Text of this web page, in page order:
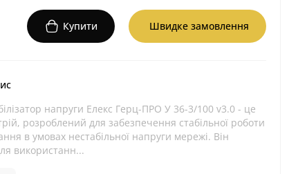
Купити Швидке замовлення
напруги Елекс Герц-ПРО У 36-3/100 v3.0 - це
розроблений для забезпечення стабільної роботи
в умовах нестабільної напруги мережі. Він
використанн...